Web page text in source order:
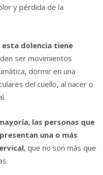
y pérdida de la
esta dolencia tiene
ser movimientos
dormir en una
del cuello, al nacer o
las personas que
una o más
, que no son más que